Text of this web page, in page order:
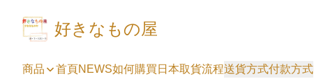
好きなもの屋
商品 首頁NEWS如何購買 日本取貨流程送貨方式付款方式